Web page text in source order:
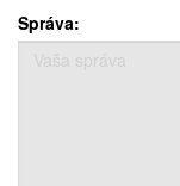
Správa: